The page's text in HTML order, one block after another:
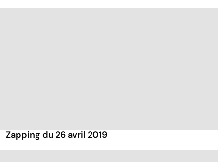
Zapping du 26 avril 2019